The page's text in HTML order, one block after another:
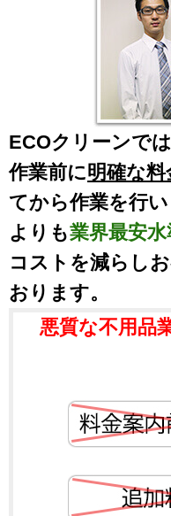
ECOクリーンでは
作業前に明確な料
てから作業を行
よりも業界最安水
コストを減らし
おります。
悪質な不用品